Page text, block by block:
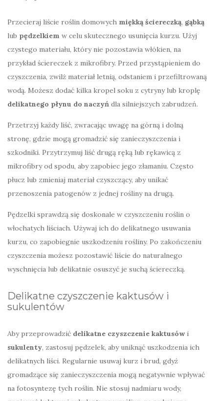
Przecieraj liście roślin domowych miękką ściereczką, gąbką
lub pędzelkiem w celu skutecznego usunięcia kurzu. Użyj
czystego materiału, który nie pozostawia włókien, na
przykład ściereczek z mikrofibry. Przed przystąpieniem do
czyszczenia, zwilż materiał letnią, odstaniem i przefiltrowaną
wodą. Możesz dodać kilka kropel soku z cytryny lub kroplę
delikatnego płynu do naczyń dla silniejszych zabrudzeń.
Przetrzyj każdy liść, zwracając uwagę na górną i dolną
stronę, gdzie mogą gromadzić się zanieczyszczenia i
szkodniki. Przytrzymuj liść drugą ręką lub rękawicą z
mikrofibry od spodu, aby zapobiec jego złamaniu. Często
płucz lub zmieniaj materiał czyszczący, aby unikać
przenoszenia patogenów z jednej rośliny na drugą.
Pędzelki sprawdzą się doskonale w czyszczeniu roślin o
włochatych liściach. Używaj ich do delikatnego usuwania
kurzu, co zapobiegnie uszkodzeniu rośliny. Po zakończeniu
czyszczenia możesz pozostawić liście do naturalnego
wyschnięcia lub delikatnie osuszyć je suchą ściereczką.
Delikatne czyszczenie kaktusów i
sukulentów
Aby przeprowadzić delikatne czyszczenie kaktusów i
sukulenty, zastosuj pędzelek, aby uniknąć uszkodzenia ich
delikatnych liści. Regularnie usuwaj kurz i brud, gdyż
gromadzące się zanieczyszczenia mogą negatywnie wpływać
na fotosyntezę tych roślin. Nie stosuj nadmiaru wody,